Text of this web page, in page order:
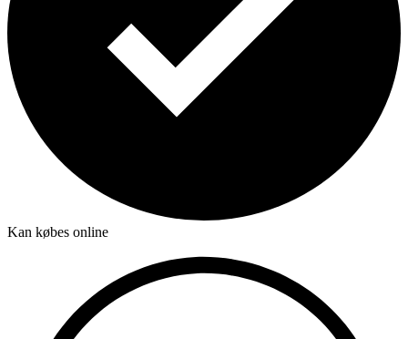
Kan købes online